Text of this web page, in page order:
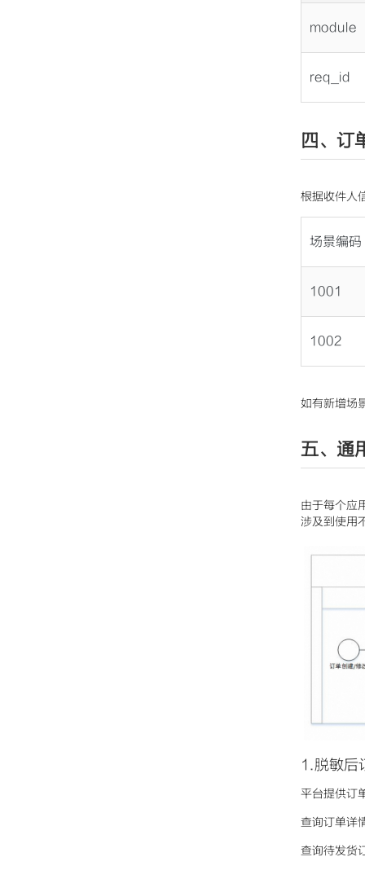
module
req_id
四、订
根据收件人
场景编码
1001
1002
如有新增场
五、通
由于每个应
涉及到使用
1.脱敏后
平台提供订
查询订单详
查询待发货